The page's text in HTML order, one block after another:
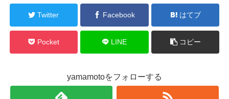
Twitter Facebook はてブ
Pocket LINE コピー
yamamotoをフォローする